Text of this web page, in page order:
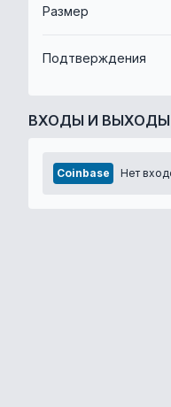
Размер
Подтверждения
ВХОДЫ И ВЫХОДЫ
Coinbase Нет